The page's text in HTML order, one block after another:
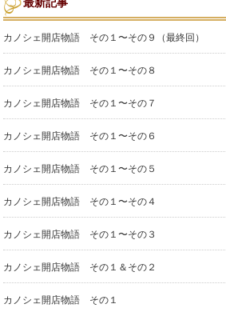
最新記事
カノシェ開店物語 その１〜その９（最終回）
カノシェ開店物語 その１〜その８
カノシェ開店物語 その１〜その７
カノシェ開店物語 その１〜その６
カノシェ開店物語 その１〜その５
カノシェ開店物語 その１〜その４
カノシェ開店物語 その１〜その３
カノシェ開店物語 その１＆その２
カノシェ開店物語 その１